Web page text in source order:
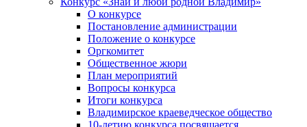
О конкурсе
Постановление администрации
Положение о конкурсе
Оргкомитет
Общественное жюри
План мероприятий
Вопросы конкурса
Итоги конкурса
Владимирское краеведческое общество
10-летию конкурса посвящается